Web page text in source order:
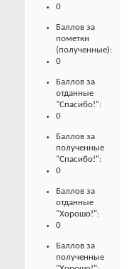
0
Баллов за
пометки
(полученные):
0
Баллов за
отданные
"Спасибо!":
0
Баллов за
полученные
"Спасибо!":
0
Баллов за
отданные
"Хорошо!":
0
Баллов за
полученные